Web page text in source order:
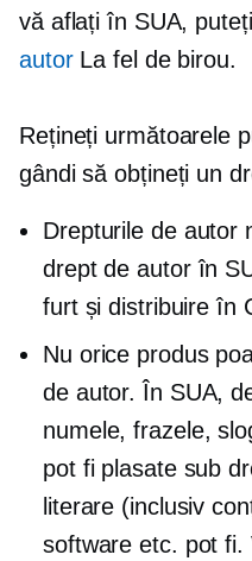
vă aflați în SUA,
autorLa fel de birou.
Rețineți următoarele
gândi să obțineți un
Drepturile de autor
drept de autor în
furt și distribuire în
Nu orice produs
de autor. În SUA,
numele, frazele,
pot fi plasate sub
literare (inclusiv
software etc. pot fi.